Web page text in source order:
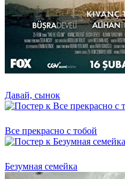
Давай, сынок
Все прекрасно с тобой
Безумная семейка